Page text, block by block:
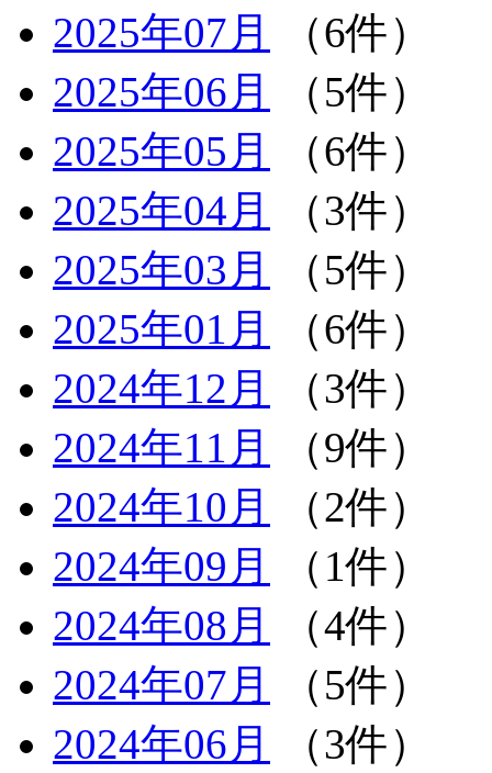
2025年07月
（6件）
2025年06月
（5件）
2025年05月
（6件）
2025年04月
（3件）
2025年03月
（5件）
2025年01月
（6件）
2024年12月
（3件）
2024年11月
（9件）
2024年10月
（2件）
2024年09月
（1件）
2024年08月
（4件）
2024年07月
（5件）
2024年06月
（3件）